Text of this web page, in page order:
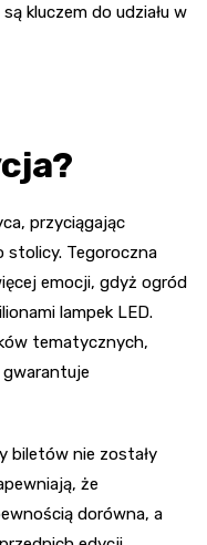
kluczem do udziału w
przyciągając
stolicy. Tegoroczna
emocji, gdyż ogród
lampek LED.
tematycznych,
gwarantuje
biletów nie zostały
że
dorówna, a